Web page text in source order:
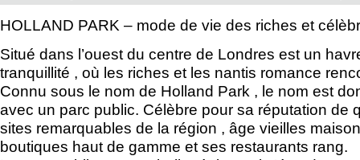
HOLLAND PARK – mode de vie des riches et
Situé dans l’ouest du centre de Londres est un
tranquillité , où les riches et les nantis romance
Connu sous le nom de Holland Park , le nom est
avec un parc public. Célèbre pour sa réputation de
sites remarquables de la région , âge vieilles
boutiques haut de gamme et ses restaurants rang.